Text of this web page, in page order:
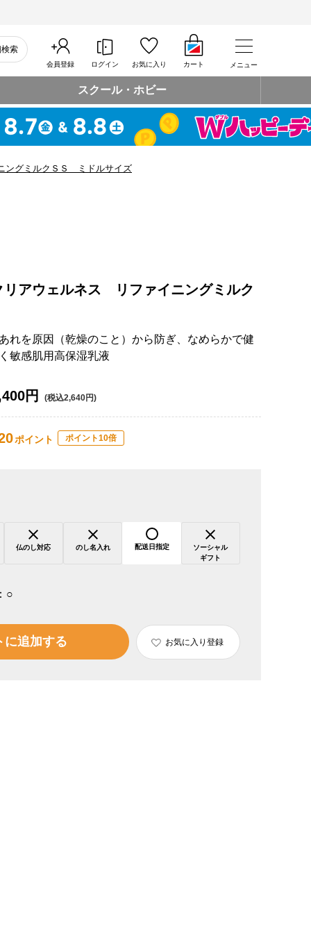
索
会員登録 ログイン お気に入り カート メニュー
スクール・ホビー
グミルクＳＳ ミドルサイズ
アウェルネス リファイニングミルク
れを原因（乾燥のこと）から防ぎ、なめらかで健
敏感肌用高保湿乳液
円 (税込2,640円)
ポイント ポイント10倍
仏のし対応 のし名入れ 配送日指定
ソーシャル
ギフト
○
に追加する お気に入り登録